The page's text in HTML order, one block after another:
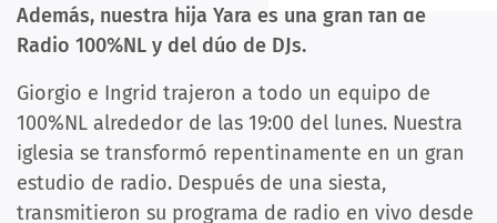
Además, nuestra hija Yara es una gran fan de
Radio 100%NL y del dúo de DJs.
Giorgio e Ingrid trajeron a todo un equipo de
100%NL alrededor de las 19:00 del lunes. Nuestra
iglesia se transformó repentinamente en un gran
estudio de radio. Después de una siesta,
transmitieron su programa de radio en vivo desde